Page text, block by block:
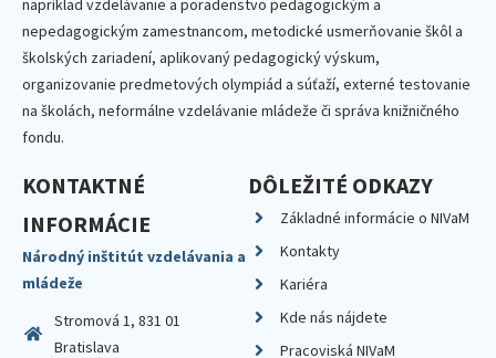
napríklad vzdelávanie a poradenstvo pedagogickým a
nepedagogickým zamestnancom, metodické usmerňovanie škôl a
školských zariadení, aplikovaný pedagogický výskum,
organizovanie predmetových olympiád a súťaží, externé testovanie
na školách, neformálne vzdelávanie mládeže či správa knižničného
fondu.
KONTAKTNÉ
INFORMÁCIE
Národný inštitút vzdelávania a
mládeže
Stromová 1, 831 01
Bratislava
DÔLEŽITÉ ODKAZY
Základné informácie o NIVaM
Kontakty
Kariéra
Kde nás nájdete
Pracoviská NIVaM